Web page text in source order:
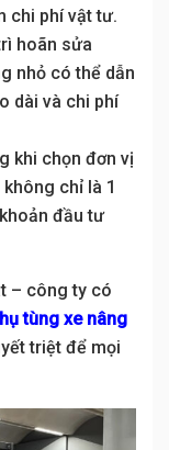
chi phí vật tư.
hoãn sửa
nhỏ có thể dẫn
dài và chi phí
khi chọn đơn vị
chỉ là 1
đầu tư
– công ty có
tùng xe nâng
triệt để mọi